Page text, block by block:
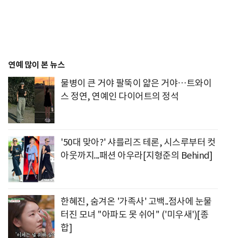
연예 많이 본 뉴스
물병이 큰 거야 팔뚝이 얇은 거야…트와이
스 정연, 연예인 다이어트의 정석
'50대 맞아?' 샤를리즈 테론, 시스루부터 컷
아웃까지...패션 아우라[지형준의 Behind]
한혜진, 숨겨온 '가족사' 고백..점사에 눈물
터진 모녀 "아파도 못 쉬어" ('미우새')[종
합]